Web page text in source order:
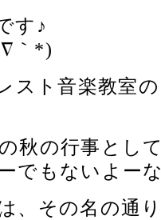
す♪
｀*)
スト音楽教室
秋の行事とし
でもないよー
、その名の通